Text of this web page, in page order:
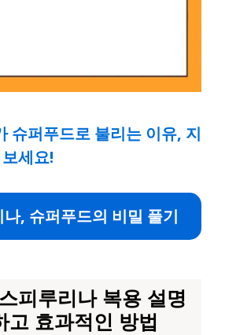
슈퍼푸드로 불리는 이유, 지
세요!
, 슈퍼푸드의 비밀 풀기
피루리나 복용 설명
효과적인 방법